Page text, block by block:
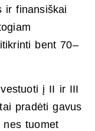
ir finansiškai
bent 70–
į II ir III
pradėti gavus
nes tuomet